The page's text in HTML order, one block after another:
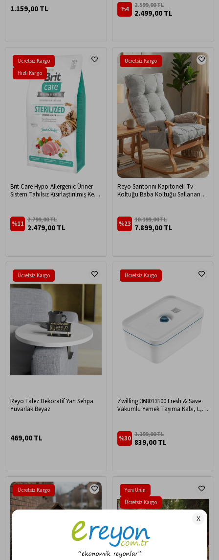
1.159,00 TL 2.499,00 TL
2.599,00 TL
%4
Brit Care Hypo-Allergenic Üriner
Sistem Tahılsız Kısırlaştırılmış Kedi
2.479,00 TL
2.799,00 TL
%11
Ücretsiz Kargo
Hızlı Kargo
Reyo Santorini Kapitoneli Tv
Koltuğu Baba Koltuğu Sallanan
7.899,00 TL
10.199,00 TL
%23
Ücretsiz Kargo
Reyo Falez Dekoratif Yan Sehpa
Yuvarlak Beyaz
469,00 TL
Ücretsiz Kargo
Zwilling 368013100 Fresh & Save
Vakumlu Yemek Taşıma Kabı, L,
839,00 TL
1.199,00 TL
%30
Ücretsiz Kargo
Ücretsiz Kargo
Yeni Ürün
Ücretsiz Kargo